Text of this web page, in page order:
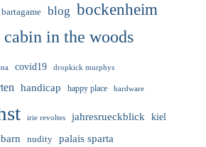
bartagame blog bockenheim
cabin in the woods
covid19 dropkick murphys
handicap happy place hardware
irie revoltes jahresrueckblick kiel
nudity palais sparta